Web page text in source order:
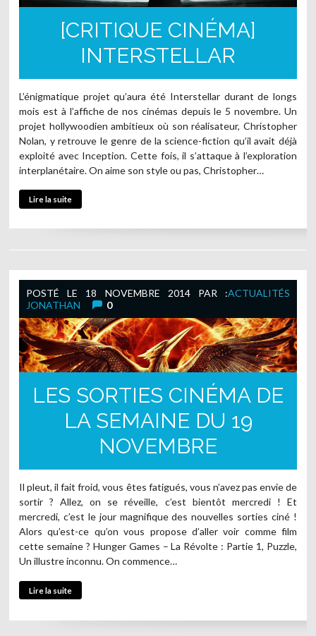
[CRITIQUE CINÉMA]
INTERSTELLAR
L’énigmatique projet qu’aura été Interstellar durant de longs
mois est à l’affiche de nos cinémas depuis le 5 novembre. Un
projet hollywoodien ambitieux où son réalisateur, Christopher
Nolan, y retrouve le genre de la science-fiction qu’il avait déjà
exploité avec Inception. Cette fois, il s’attaque à l’exploration
interplanétaire. On aime son style ou pas, Christopher…
Lire la suite
ACTUALITÉS
POSTÉ LE 18 NOVEMBRE 2014PAR :
JONATHAN
0
LES SORTIES CINÉMA DE
LA SEMAINE DU 19
NOVEMBRE
Il pleut, il fait froid, vous êtes fatigués, vous n’avez pas envie de
sortir ? Allez, on se réveille, c’est bientôt mercredi ! Et
mercredi, c’est le jour magnifique des nouvelles sorties ciné !
Alors qu’est-ce qu’on vous propose d’aller voir comme film
cette semaine ? Hunger Games – La Révolte : Partie 1, Puzzle,
Un illustre inconnu. On commence…
Lire la suite